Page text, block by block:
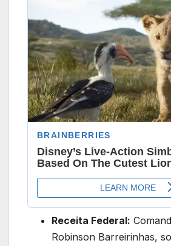
Receita Federal:
Robinson Barreirinhas,